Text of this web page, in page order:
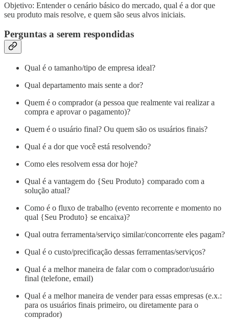
Objetivo: Entender o cenário básico do mercado, qual é a dor que
seu produto mais resolve, e quem são seus alvos iniciais.
Perguntas a serem respondidas
Qual é o tamanho/tipo de empresa ideal?
Qual departamento mais sente a dor?
Quem é o comprador (a pessoa que realmente vai realizar a
compra e aprovar o pagamento)?
Quem é o usuário final? Ou quem são os usuários finais?
Qual é a dor que você está resolvendo?
Como eles resolvem essa dor hoje?
Qual é a vantagem do {Seu Produto} comparado com a
solução atual?
Como é o fluxo de trabalho (evento recorrente e momento no
qual {Seu Produto} se encaixa)?
Qual outra ferramenta/serviço similar/concorrente eles pagam?
Qual é o custo/precificação dessas ferramentas/serviços?
Qual é a melhor maneira de falar com o comprador/usuário
final (telefone, email)
Qual é a melhor maneira de vender para essas empresas (e.x.:
para os usuários finais primeiro, ou diretamente para o
comprador)